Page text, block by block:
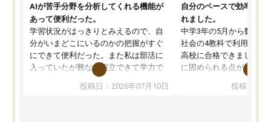
AIが苦手分野を分析してくれる機能が
あって便利だった。
学習状況がはっきりとみえるので、自
分がいまどこにいるのかの把握がすぐ
にできて便利だった。また私は部活に
入っていたが難なく両立できて学力で
も部活でも結果を残すことができてよ
かった。また問題演習の際に、自分が
投稿日：2026年07月10日
自分のペースで効率よく
れました。
中学3年の5月から数学・
社会の4教科で利用し、
高校に合格できました。
に固められる点が魅力で
項目のおかげで、手軽
投稿日：